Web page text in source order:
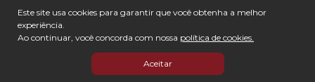
Primeira Página
Audiências Públicas
Mandato Participativo
Ouvidoria
Lei de Acesso à
Informação
Este site usa cookies para garantir que você obtenha a melhor
experiência.
Ao continuar, você concorda com nossa política de cookies.
Aceitar